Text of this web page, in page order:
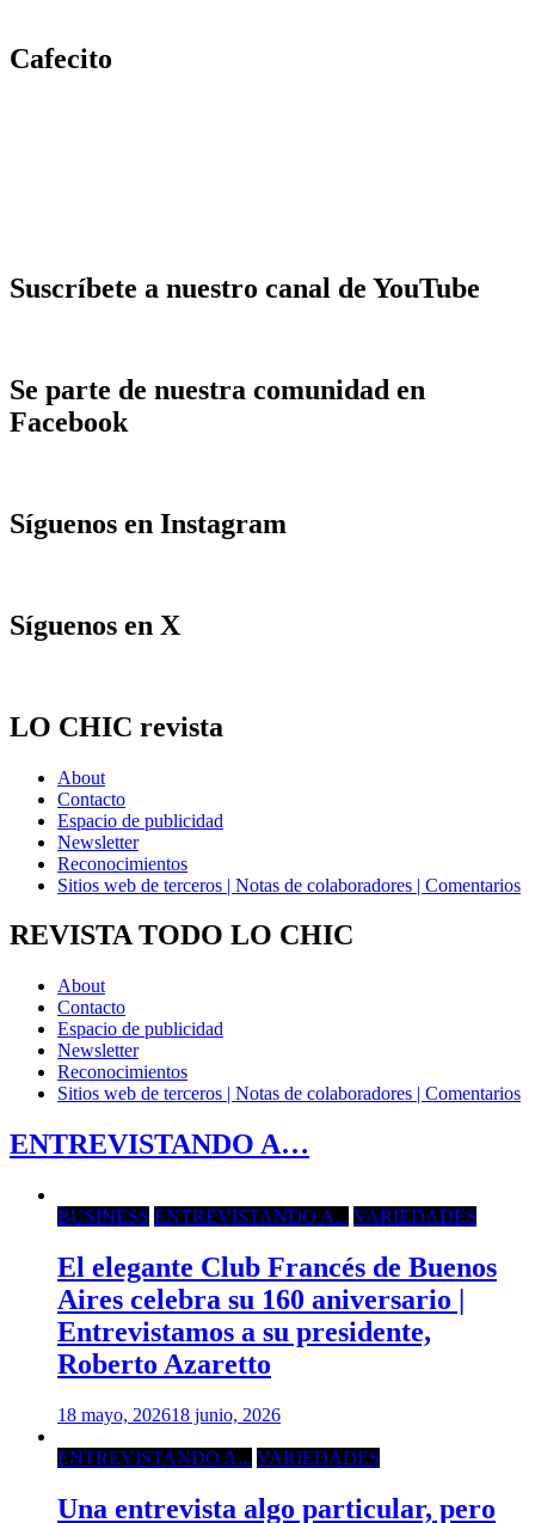
Cafecito
Suscríbete a nuestro canal de YouTube
Se parte de nuestra comunidad en
Facebook
Síguenos en Instagram
Síguenos en X
LO CHIC revista
About
Contacto
Espacio de publicidad
Newsletter
Reconocimientos
Sitios web de terceros | Notas de colaboradores | Comentarios
REVISTA TODO LO CHIC
About
Contacto
Espacio de publicidad
Newsletter
Reconocimientos
Sitios web de terceros | Notas de colaboradores | Comentarios
ENTREVISTANDO A…
BUSINESS ENTREVISTANDO A... VARIEDADES
El elegante Club Francés de Buenos
Aires celebra su 160 aniversario |
Entrevistamos a su presidente,
Roberto Azaretto
18 mayo, 202618 junio, 2026
ENTREVISTANDO A... VARIEDADES
Una entrevista algo particular, pero